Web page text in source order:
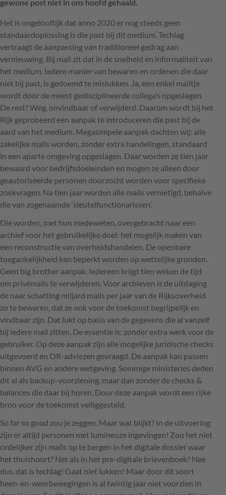
gewone post niet in ons hoofd gehaald.
Het is ongelooflijk dat anno 2020 er nog steeds geen
standaardoplossing is die past bij dit medium. Techlag
vertraagt de aanpassing van traditioneel gedrag aan
vernieuwing. Bij mail zit dat in de snelheid en informaliteit van
het medium. Iedere manier van bewaren en ordenen die daar
niet bij past, is gedoemd te mislukken. Ja, een enkel mailtje
wordt door de meest gedisciplineerde collega’s opgeslagen.
De rest? Weg, onvindbaar of verwijderd. Daarom wordt bij het
Rijk geprobeerd een aanpak te introduceren die past bij de
aard van het medium. Megasimpele aanpak dachten wij: alle
zakelijke mails worden, zonder extra handelingen, standaard
in een aparte omgeving opgeslagen. Daar worden ze tien jaar
bewaard voor bedrijfsdoeleinden en mogen ze alleen door
geautoriseerde personen doorzocht worden voor specifieke
zoekvragen. Na tien jaar worden alle mails vernietigd, behalve
die van zogenaamde ‘sleutelfunctionarissen’.
Die worden, met hun medeweten, overgebracht naar een
archief voor het gebruikelijke doel: het mogelijk maken van
een reconstructie van overheidshandelen. De openbare
toegankelijkheid kan beperkt worden op wettelijke gronden.
Geen big brother aanpak. Iedereen krijgt tien weken de tijd
om privémails te verwijderen. Voor archieven is de uitdaging
de naar schatting miljard mails per jaar van de Rijksoverheid
zo te bewaren, dat ze ook voor de toekomst begrijpelijk en
vindbaar zijn. Dat lukt op basis van de gegevens die al vanzelf
bij iedere mail zitten. De essentie is: zonder extra werk voor de
gebruiker. Op deze aanpak zijn alle mogelijke juridische checks
uitgevoerd en OR-adviezen gevraagd. De aanpak kan passen
binnen AVG en andere wetgeving. Sommige ministeries deden
dit al als backup-voorziening, maar dan zonder de checks &
balances die daar bij horen. Door deze aanpak wordt een rijke
bron voor de toekomst veiliggesteld.
So far so good zou je zeggen. Maar wat blijkt? In de uitvoering
zijn er altijd personen met lumineuze ingevingen! Zou het niet
ordelijker zijn mails op te bergen in het digitale dossier waar
het thuishoort? Net als in het pre-digitale brievenboek? Nee
dus, dat is techlag! Gaat niet lukken! Maar door dit soort
heen-en-weerbewegingen is al twintig jaar niet voorzien in